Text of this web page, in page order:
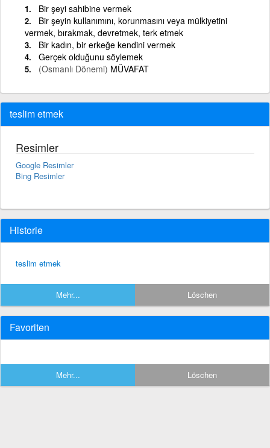
Bir şeyi sahibine vermek
Bir şeyin kullanımını, korunmasını veya mülkiyetini
vermek, bırakmak, devretmek, terk etmek
Bir kadın, bir erkeğe kendini vermek
Gerçek olduğunu söylemek
(Osmanlı Dönemi) MÜVAFAT
teslim etmek
Resimler
Google Resimler
Bing Resimler
Historie
teslim etmek
Mehr... Löschen
Favoriten
Mehr... Löschen